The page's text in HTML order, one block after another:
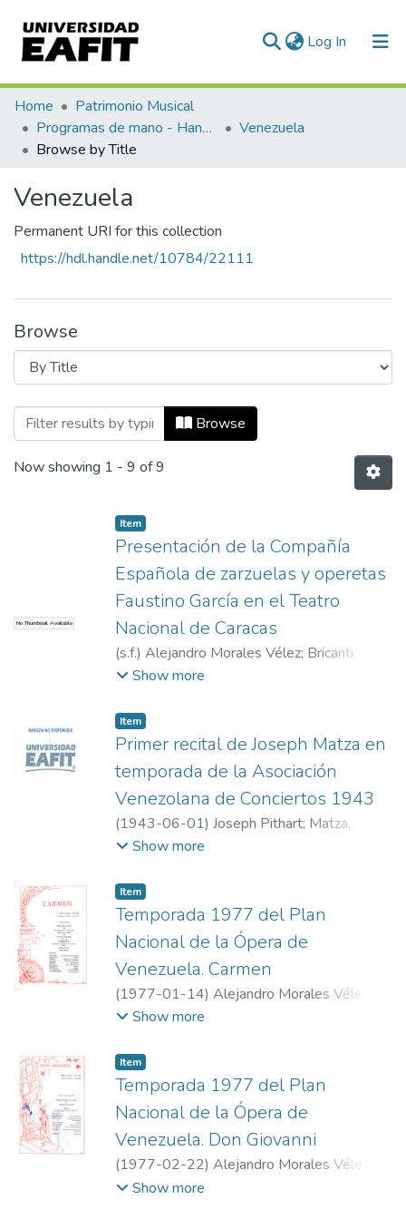
Log In (current)
Communities & Collections
All of DSpace
Home
Patrimonio Musical
Programas de mano - Hand programs
Venezuela
Browse by Title
Venezuela
Permanent URI for this collection
https://hdl.handle.net/10784/22111
Browse
Browsing Venezuela by Title
Browse
Now showing 1 - 9 of 9
No Thumbnail Available
Item
Presentación de la Compañía
Española de zarzuelas y operetas
Faustino García en el Teatro
Nacional de Caracas
(s.f.) Alejandro Morales Vélez; Bricanti,
Eugenio de; Gorge, Ramón
García; Marín, Olga; Abarca, María del Pilar;
Bellido, Luis; Cancela, José Luis; Comoglio,
Eduardo; Daniele, Sergio; Dompablo, Juan
Antonio; Fiandor, María José; Hernández,
Fernando; Merino, Marieli; Olle;Compañía
Española de zarzuelas y operetas Faustino
García
Show more
Item
Primer recital de Joseph Matza en
temporada de la Asociación
Venezolana de Conciertos 1943
(1943-06-01) Joseph Pithart; Matza,
Joseph. Violín; Castellanos, Evencio. Piano
Conciertos
Show more
Item
Temporada 1977 del Plan
Nacional de la Ópera de
Venezuela. Carmen
(1977-01-14) Alejandro Morales Vélez
Guadagno, Antón
Academia Lírica del Conac; Angell, Cecile;
Araujo, Beatriz; Alvarado, Betty; Álvarez,
Carmen Rosa; Barasorda, Antonio; Bardelli,
Cesare; Bertolino, Mario; Burt, Mike;
Calanche, Reyna; Contre;Plan Nacional de la
Ópera de Venezuela
Show more
Item
Temporada 1977 del Plan
Nacional de la Ópera de
Venezuela. Don Giovanni
(1977-02-22) Alejandro Morales Vélez
Gabor, Charles
Show more